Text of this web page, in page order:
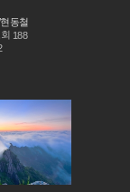
동철
188